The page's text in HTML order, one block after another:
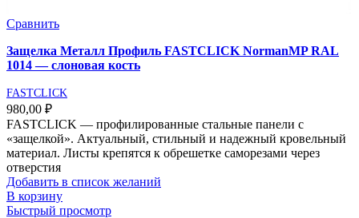
Сравнить
Защелка Металл Профиль FASTCLICK NormanMP RAL
1014 — слоновая кость
FASTCLICK
980,00 ₽
FASTCLICK — профилированные стальные панели с
«защелкой». Актуальный, стильный и надежный кровельный
материал. Листы крепятся к обрешетке саморезами через
отверстия
Добавить в список желаний
В корзину
Быстрый просмотр